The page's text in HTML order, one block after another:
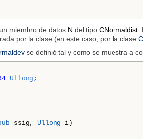
miembro de datos N del tipo CNormaldist
por la clase (en este caso, por la clase
se definió tal y como se muestra a
Ullong ;
ssig, Ullong i)